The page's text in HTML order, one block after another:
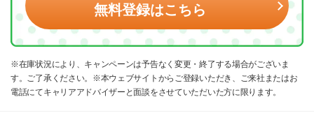
無料登録はこちら
※在庫状況により、キャンペーンは予告なく変更・終了する場合がございま
す。ご了承ください。※本ウェブサイトからご登録いただき、ご来社またはお
電話にてキャリアアドバイザーと面談をさせていただいた方に限ります。